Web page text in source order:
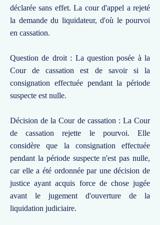
déclarée sans effet. La cour d'appel a rejeté
la demande du liquidateur, d'où le pourvoi
en cassation.
Question de droit : La question posée à la
Cour de cassation est de savoir si la
consignation effectuée pendant la période
suspecte est nulle.
Décision de la Cour de cassation : La Cour
de cassation rejette le pourvoi. Elle
considère que la consignation effectuée
pendant la période suspecte n'est pas nulle,
car elle a été ordonnée par une décision de
justice ayant acquis force de chose jugée
avant le jugement d'ouverture de la
liquidation judiciaire.